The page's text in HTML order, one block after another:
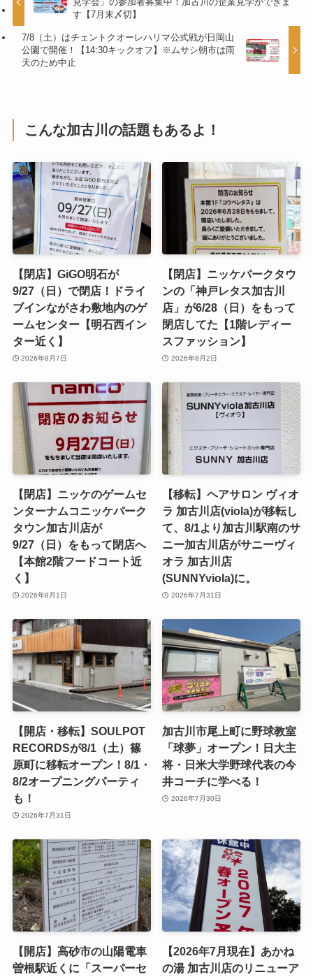
す【7月末〆切】
7/8（土）はチェントクオーレハリマ公式戦が日岡山
公園で開催！【14:30キックオフ】※ムサシ朝市は雨
天のため中止
こんな加古川の話題もあるよ！
【閉店】GiGO明石が
9/27（日）で閉店！ドライ
ブインながさわ敷地内のゲ
ームセンター【明石西イン
ター近く】
2026年8月7日
【閉店】ニッケパークタウ
ンの「神戸レタス加古川
店」が6/28（日）をもって
閉店してた【1階レディー
スファッション】
2026年8月2日
【閉店】ニッケのゲームセ
ンターナムコニッケパーク
タウン加古川店が
9/27（日）をもって閉店へ
【本館2階フードコート近
く】
2026年8月1日
【移転】ヘアサロン ヴィオ
ラ 加古川店(viola)が移転し
て、8/1より加古川駅南のサ
ニー加古川店がサニーヴィ
オラ 加古川店
(SUNNYviola)に。
2026年7月31日
【開店・移転】SOULPOT
RECORDSが8/1（土）篠
原町に移転オープン！8/1・
8/2オープニングパーティ
も！
2026年7月31日
加古川市尾上町に野球教室
「球夢」オープン！日大主
将・日米大学野球代表の今
井コーチに学べる！
2026年7月30日
【開店】高砂市の山陽電車
曽根駅近くに「スーパーセ
【2026年7月現在】あかね
の湯 加古川店のリニューア